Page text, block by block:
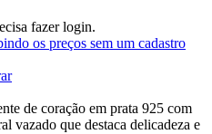
fazer login.
os preços sem um cadastro
de coração em prata 925 com
vazado que destaca delicadeza e